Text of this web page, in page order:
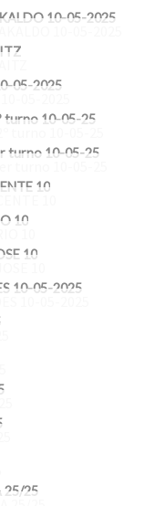
10-05-2025
05-2025
turno 10-05-25
turno 10-05-25
10
10
10
10-05-2025
25/25